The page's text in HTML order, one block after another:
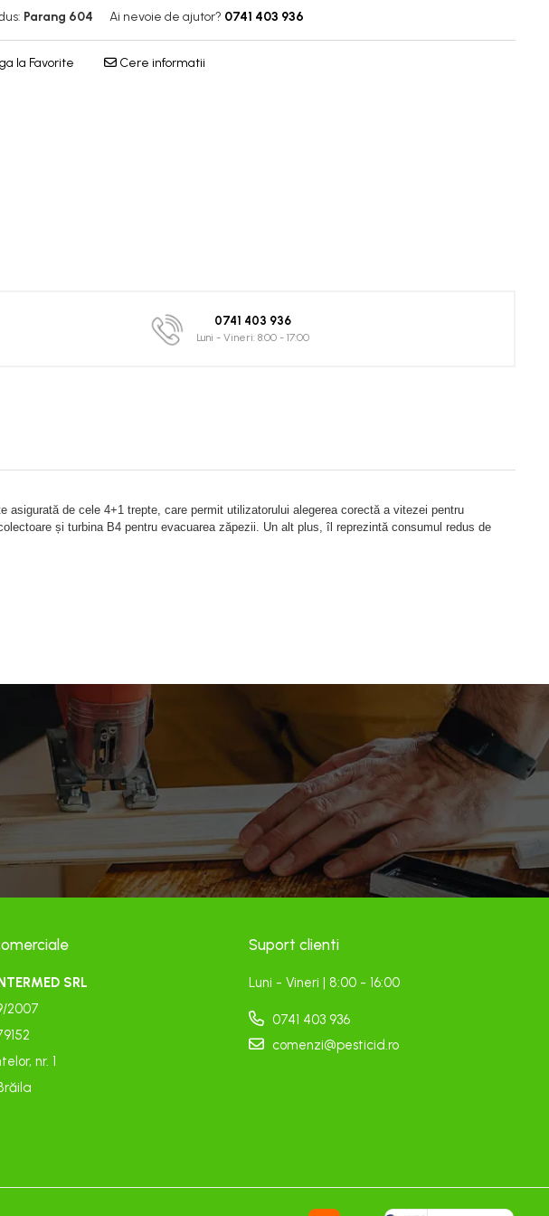
Parang 604 Ai nevoie de ajutor? 0741 403 936
la Favorite Cere informatii
0741 403 936
Luni - Vineri: 8:00 - 17:00
de cele 4+1 trepte, care permit utilizatorului alegerea corectă a vitezei pentru
și turbina B4 pentru evacuarea zăpezii. Un alt plus, îl reprezintă consumul redus de
SRL
2007
nr. 1
Suport clienti
Luni - Vineri | 8:00 - 16:00
0741 403 936
comenzi@pesticid.ro